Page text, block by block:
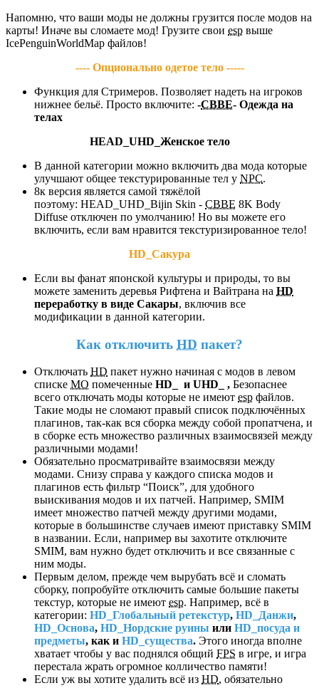
Напомню, что ваши моды не должны грузится после модов на
карты! Иначе вы сломаете мод! Грузите свои esp выше
IcePenguinWorldMap файлов!
---- Опционально одетое тело -----
Функция для Стримеров. Позволяет надеть на игроков
нижнее бельё. Просто включите: -CBBE- Одежда на
телах
HEAD_UHD_Женское тело
В данной категории можно включить два мода которые
улучшают общее текстурированные тел у NPC.
8к версия является самой тяжёлой
поэтому: HEAD_UHD_Bijin Skin - CBBE 8K Body
Diffuse отключен по умолчанию! Но вы можете его
включить, если вам нравится текстуризированное тело!
HD_Сакура
Если вы фанат японской культуры и природы, то вы
можете заменить деревья Рифтена и Вайтрана на HD
переработку в виде Сакары, включив все
модификации в данной категории.
Как отключить HD пакет?
Отключать HD пакет нужно начиная с модов в левом
списке МО помеченные HD_ и UHD_ , Безопаснее
всего отключать моды которые не имеют esp файлов.
Такие моды не сломают правый список подключённых
плагинов, так-как вся сборка между собой пропатчена, и
в сборке есть множество различных взаимосвязей между
различными модами!
Обязательно просматривайте взаимосвязи между
модами. Снизу справа у каждого списка модов и
плагинов есть фильтр “Поиск”, для удобного
выискивания модов и их патчей. Например, SMIM
имеет множество патчей между другими модами,
которые в большинстве случаев имеют приставку SMIM
в названии. Если, например вы захотите отключите
SMIM, вам нужно будет отключить и все связанные с
ним моды.
Первым делом, прежде чем вырубать всё и сломать
сборку, попробуйте отключить самые большие пакеты
текстур, которые не имеют esp. Например, всё в
категории: HD_Глобальный ретекстур, HD_Данжи,
HD_Основа, HD_Нордские руины или HD_посуда и
предметы, как и HD_существа. Этого иногда вполне
хватает чтобы у вас поднялся общий FPS в игре, и игра
перестала жрать огромное колличество памяти!
Если уж вы хотите удалить всё из HD, обязательно